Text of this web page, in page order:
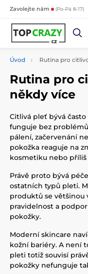
Zavolejte nám (Po-Pá 8-17)
Úvod Rutina pro
Rutina pro
někdy více
Citlivá pleť bývá
funguje bez
pálení, začervenání
pokožka reaguje na
kosmetiku nebo
Právě proto bývá
ostatních typů pleti.
produktů se většinou
pravidelnost a
pokožky.
Moderní skincare
kožní bariéry. A není
pleti totiž souvisí
pokožky nefunguje